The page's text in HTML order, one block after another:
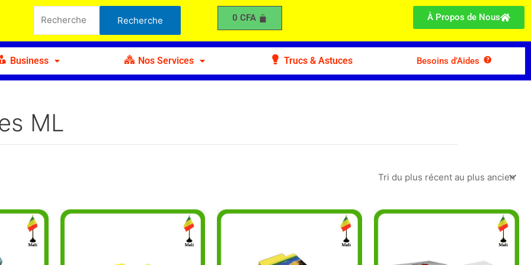
pour :
Recherche 0 CFA À Propos de Nous
Business Nos Services Trucs & Astuces Besoins d’Aides
ML